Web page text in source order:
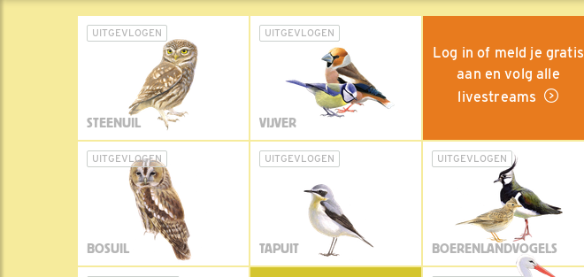
UITGEVLOGEN
STEENUIL
UITGEVLOGEN
VIJVER
Log in of meld je gratis
aan en volg alle
livestreams
UITGEVLOGEN
BOSUIL
UITGEVLOGEN
TAPUIT
UITGEVLOGEN
BOERENLANDVOGELS